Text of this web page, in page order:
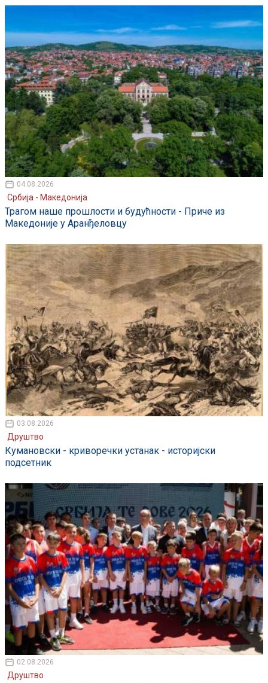
04.08.2026
Србија - Македонија
Трагом наше прошлости и будућности - Приче из
Македоније у Аранђеловцу
03.08.2026
Друштво
Кумановски - криворечки устанак - историјски
подсетник
02.08.2026
Друштво